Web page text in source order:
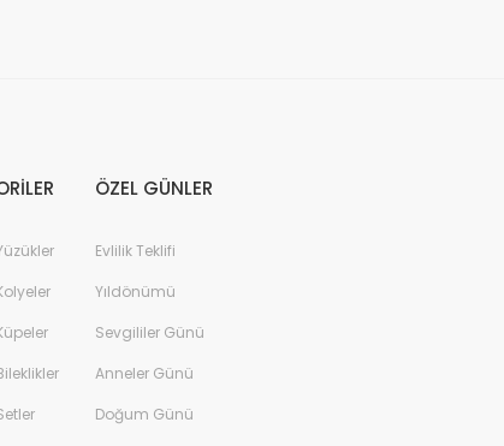
ÖZEL GÜNLER
Evlilik Teklifi
Yıldönümü
Sevgililer Günü
Anneler Günü
Doğum Günü